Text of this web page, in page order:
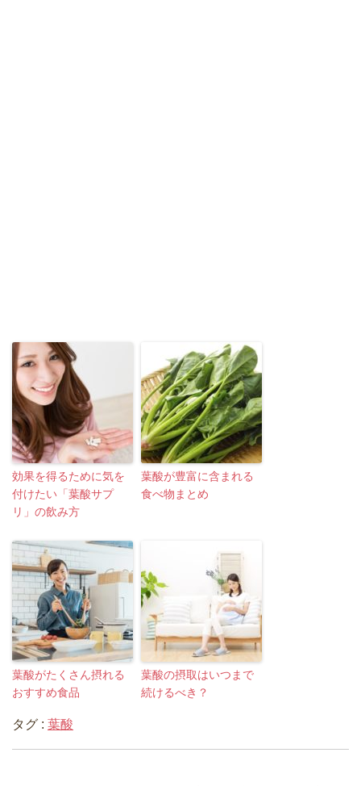
効果を得るために気を
付けたい「葉酸サプ
リ」の飲み方
葉酸が豊富に含まれる
食べ物まとめ
葉酸がたくさん摂れる
おすすめ食品
葉酸の摂取はいつまで
続けるべき？
タグ : 葉酸